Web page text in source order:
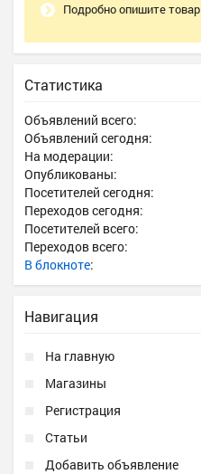
Подробно опишите товар
Статистика
Объявлений всего:
Объявлений сегодня:
На модерации:
Опубликованы:
Посетителей сегодня:
Переходов сегодня:
Посетителей всего:
Переходов всего:
В блокноте:
Навигация
На главную
Магазины
Регистрация
Статьи
Добавить объявление